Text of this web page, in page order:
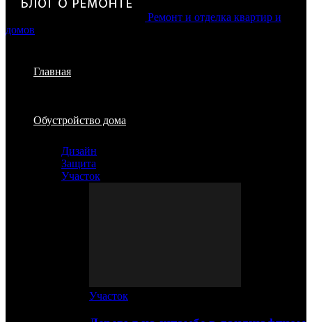
Ремонт и отделка квартир и
домов
Главная
Обустройство дома
Дизайн
Защита
Участок
Участок